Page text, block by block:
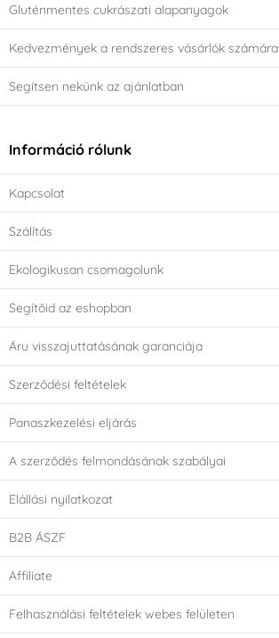
Gluténmentes cukrászati alapanyagok
Kedvezmények a rendszeres vásárlók számára
Segítsen nekünk az ajánlatban
Információ rólunk
Kapcsolat
Szálítás
Ekologikusan csomagolunk
Segítőid az eshopban
Áru visszajuttatásának garanciája
Szerződési feltételek
Panaszkezelési eljárás
A szerződés felmondásának szabályai
Elállási nyilatkozat
B2B ÁSZF
Affiliate
Felhasználási feltételek webes felületen